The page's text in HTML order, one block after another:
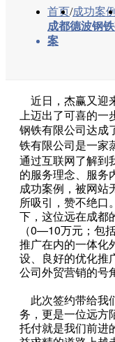
首页/成功案例
成都德波钢
案
近日，杰赢又迎
上迈出了可喜的
钢铁有限公司达成
铁有限公司是一家
通过互联网了解到
的服务理念、服务
成功案例，被网站
所吸引，赞不绝口
下，这位远在成都
（0—10万元；包
推广在内的一体化
设、良好的优化推
公司外贸营销的号
此次签约带给我
务，更是一位远方
托付就是我们前进